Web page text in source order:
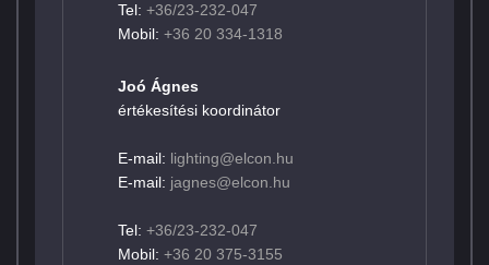
Tel: +36/23-232-047
Mobil: +36 20 334-1318
Joó Ágnes
értékesítési koordinátor
E-mail: lighting@elcon.hu
E-mail: jagnes@elcon.hu
Tel: +36/23-232-047
Mobil: +36 20 375-3155